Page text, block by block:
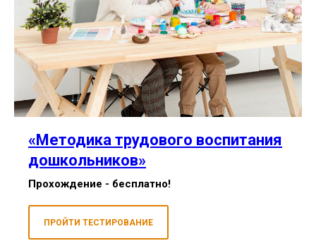
«Методика трудового воспитания
дошкольников»
Прохождение - бесплатно!
ПРОЙТИ ТЕСТИРОВАНИЕ